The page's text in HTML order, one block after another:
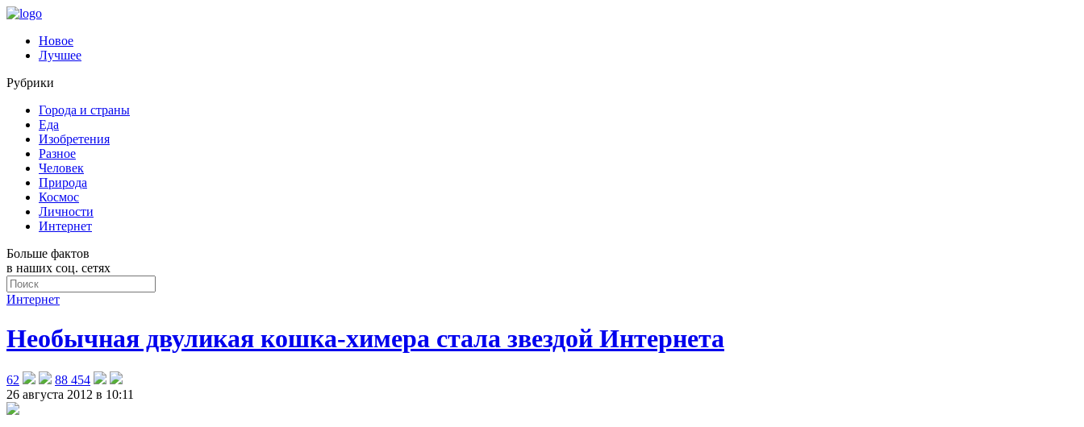
Новое
Лучшее
Рубрики
Города и страны
Еда
Изобретения
Разное
Человек
Природа
Космос
Личности
Интернет
Больше фактов
в наших соц. сетях
Интернет
Необычная двуликая кошка-химера стала звездой Интернета
62
88 454
26 августа 2012 в 10:11